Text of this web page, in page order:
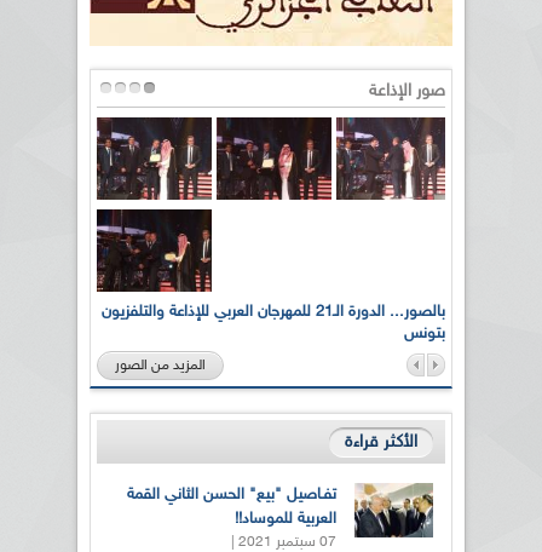
صور الإذاعة
بالصور... الدورة الـ21 للمهرجان العربي للإذاعة والتلفزيون
بتونس
المزيد من الصور
الأكثر قراءة
تفـاصيل "بيع" الحسن الثاني القمة
العربية للموساد!!
07 سبتمبر 2021 |